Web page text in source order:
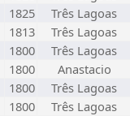
1825
Três Lagoas
1813
Três Lagoas
1800
Três Lagoas
1800
Anastacio
1800
Três Lagoas
1800
Três Lagoas